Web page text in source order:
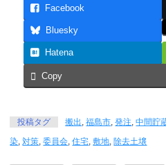
Facebook
Bluesky
Hatena
Copy
投稿タグ 搬出 ,福島市,発注,中間貯
染,対策,委員会,住宅,敷地,除去土壌